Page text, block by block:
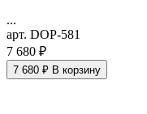
...
арт. DOP-581
7 680 ₽
7 680 ₽ В корзину